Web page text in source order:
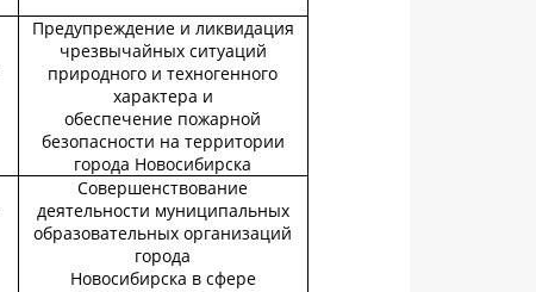
Предупреждение и ликвидация
чрезвычайных ситуаций
природного и техногенного
характера и
обеспечение пожарной
безопасности на территории
города Новосибирска
Совершенствование
деятельности муниципальных
образовательных организаций
города
Новосибирска в сфере